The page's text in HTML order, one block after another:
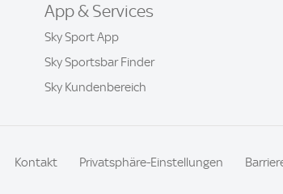
App & Services
Sky Sport App
Sky Sportsbar Finder
Sky Kundenbereich
Kontakt Privatsphäre-Einstellungen